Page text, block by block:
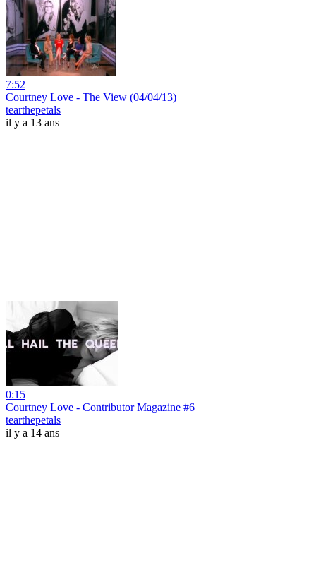
7:52
Courtney Love - The View (04/04/13)
tearthepetals
il y a 13 ans
0:15
Courtney Love - Contributor Magazine #6
tearthepetals
il y a 14 ans